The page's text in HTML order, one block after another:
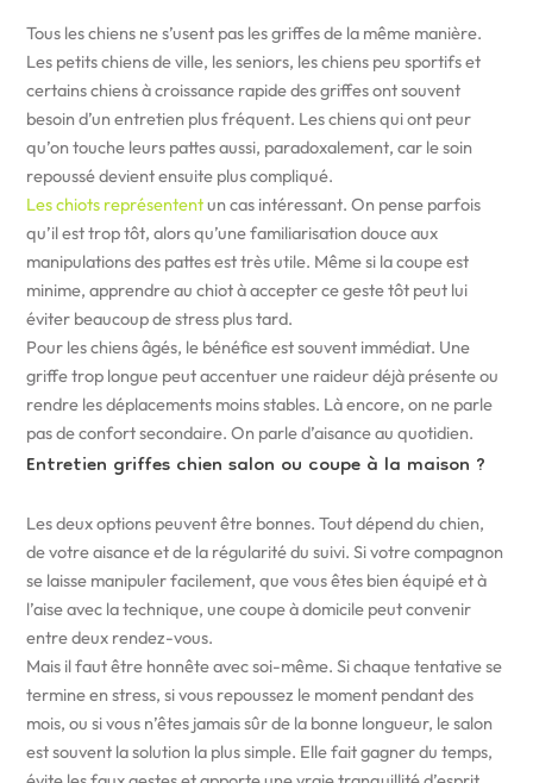
Tous les chiens ne s’usent pas les griffes de la même manière.
Les petits chiens de ville, les seniors, les chiens peu sportifs et
certains chiens à croissance rapide des griffes ont souvent
besoin d’un entretien plus fréquent. Les chiens qui ont peur
qu’on touche leurs pattes aussi, paradoxalement, car le soin
repoussé devient ensuite plus compliqué.
Les chiots représententun cas intéressant. On pense parfois
qu’il est trop tôt, alors qu’une familiarisation douce aux
manipulations des pattes est très utile. Même si la coupe est
minime, apprendre au chiot à accepter ce geste tôt peut lui
éviter beaucoup de stress plus tard.
Pour les chiens âgés, le bénéfice est souvent immédiat. Une
griffe trop longue peut accentuer une raideur déjà présente ou
rendre les déplacements moins stables. Là encore, on ne parle
pas de confort secondaire. On parle d’aisance au quotidien.
Entretien griffes chien salon ou coupe à la maison ?
Les deux options peuvent être bonnes. Tout dépend du chien,
de votre aisance et de la régularité du suivi. Si votre compagnon
se laisse manipuler facilement, que vous êtes bien équipé et à
l’aise avec la technique, une coupe à domicile peut convenir
entre deux rendez-vous.
Mais il faut être honnête avec soi-même. Si chaque tentative se
termine en stress, si vous repoussez le moment pendant des
mois, ou si vous n’êtes jamais sûr de la bonne longueur, le salon
est souvent la solution la plus simple. Elle fait gagner du temps,